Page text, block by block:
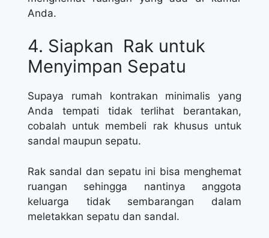
Anda.
4. Siapkan Rak untuk
Menyimpan Sepatu
Supaya rumah kontrakan minimalis yang
Anda tempati tidak terlihat berantakan,
cobalah untuk membeli rak khusus untuk
sandal maupun sepatu.
Rak sandal dan sepatu ini bisa menghemat
ruangan sehingga nantinya anggota
keluarga tidak sembarangan dalam
meletakkan sepatu dan sandal.